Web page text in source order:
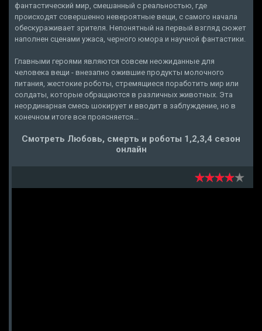
фантастический мир, смешанный с реальностью, где
происходят совершенно невероятные вещи, с самого начала
обескураживает зрителя. Непонятный на первый взгляд сюжет
наполнен сценами ужаса, черного юмора и научной фантастики.
Главными героями являются совсем неожиданные для
человека вещи - внезапно ожившие продукты молочного
питания, жестокие роботы, стремящиеся поработить мир или
солдаты, которые обращаются в различных животных. Эта
неординарная смесь шокирует и вводит в заблуждение, но в
конечном итоге все проясняется...
Смотреть Любовь, смерть и роботы 1,2,3,4 сезон
онлайн